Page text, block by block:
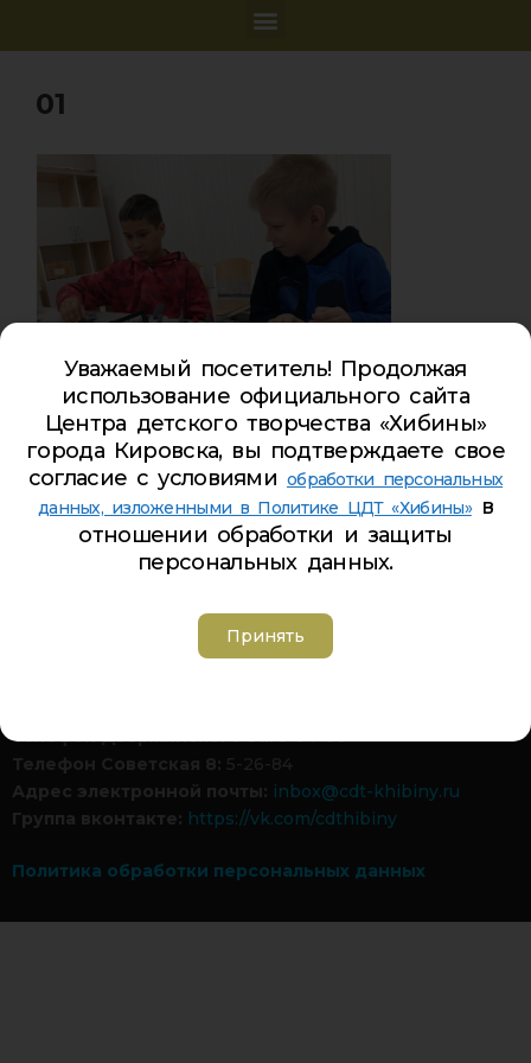
01
Карта сайта
Обратная связь
Турбаза ЦДТ «ХИБИНЫ»
Телефон Дзержинского 9а:5-94-00
Телефон Советская 8: 5-26-84
Адрес электронной почты: inbox@cdt-khibiny.ru
Группа вконтакте: https://vk.com/cdthibiny
Политика обработки персональных данных
Уважаемый посетитель! Продолжая
использование официального сайта
Центра детского творчества «Хибины»
города Кировска, вы подтверждаете свое
согласие с условиями обработки персональных
данных, изложенными в Политике ЦДТ «Хибины»в
отношении обработки и защиты
персональных данных.
Принять